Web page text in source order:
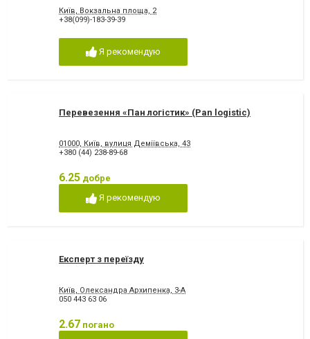
Київ, Вокзальна площа, 2
+38(099)-183-39-39
Я рекомендую
Перевезення «Пан логістик» (Pan logistic)
01000, Київ, вулиця Деміївська, 43
+380 (44) 238-89-68
6.25 добре
Я рекомендую
Експерт з переїзду
Київ, Олександра Архипенка, 3-А
050 443 63 06
2.67 погано